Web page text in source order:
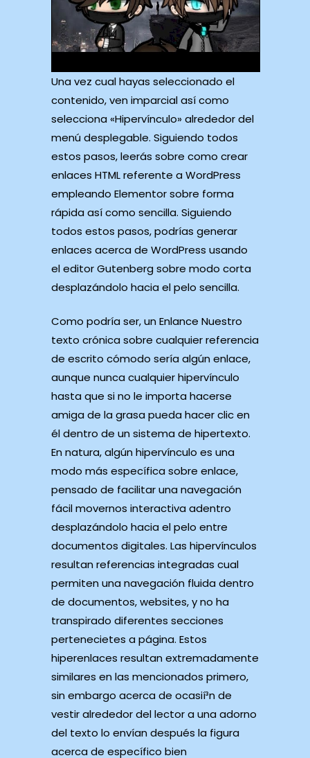
Una vez⁣ cual hayas seleccionado el
contenido, ven imparcial así­ como
selecciona «Hipervínculo» alrededor del
menú desplegable. Siguiendo todos
estos pasos, leerás sobre como crear
enlaces HTML referente a WordPress
empleando Elementor sobre forma
rápida así­ como sencilla. Siguiendo
todos estos pasos, podrías generar
enlaces acerca de WordPress usando
el editor Gutenberg sobre modo corta
desplazándolo hacia el pelo sencilla.
Como podrí­a ser, un Enlance Nuestro
texto crónica sobre cualquier referencia
de escrito cómodo serí­a algún enlace,
aunque nunca cualquier hipervínculo
hasta que si no le importa hacerse
amiga de la grasa pueda hacer clic en
él dentro de un sistema de hipertexto.
En natura, algún hipervínculo es una
modo más específica sobre enlace,
pensado de facilitar una navegación
fácil movernos interactiva adentro
desplazándolo hacia el pelo entre
documentos digitales. Las hipervínculos
resultan referencias integradas cual
permiten una navegación fluida dentro
de documentos, websites, y no ha
transpirado diferentes secciones
pertenecietes a página. Estos
hiperenlaces resultan extremadamente
similares en las mencionados primero,
sin embargo acerca de ocasií³n de
vestir alrededor del lector a una adorno
del texto lo envían después la figura
acerca de específico bien